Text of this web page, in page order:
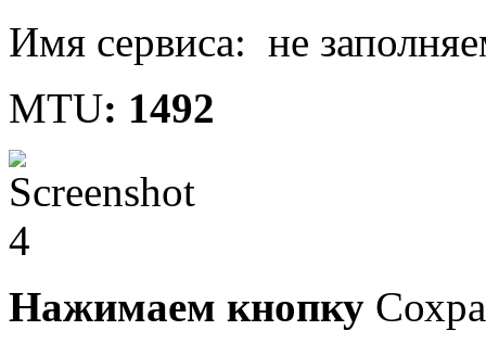
Имя сервиса: не
MTU: 1492
Нажимаем кнопку